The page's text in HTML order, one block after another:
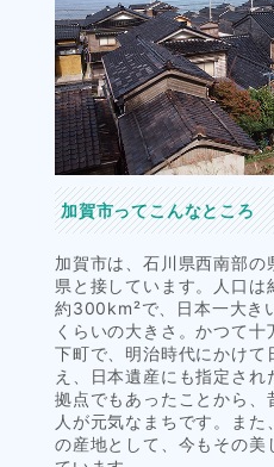
加賀市ってこんなところ
加賀市は、石川県西南部の
県と接しています。人口
約300km²で、日本一大き
くらいの大きさ。かつて
下町で、明治時代にかけて
え、日本遺産にも指定され
拠点でもあったことから、
人が元気なまちです。また
の産地として、今もその美